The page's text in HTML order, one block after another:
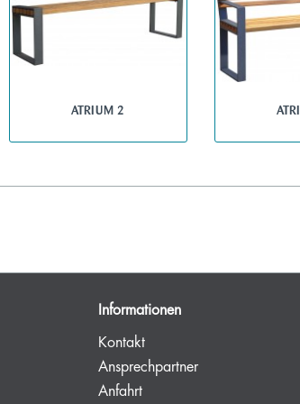
ATRIUM 2
Informationen
Kontakt
Ansprechpartner
Anfahrt